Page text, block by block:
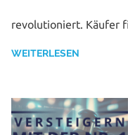
revo­lu­tio­niert. Käufer
WEITERLESEN